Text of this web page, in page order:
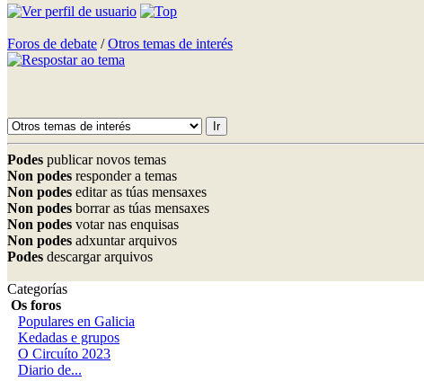
Foros de debate /Otros temas de interés
Podes publicar novos temas
Non podes responder a temas
Non podes editar as túas mensaxes
Non podes borrar as túas mensaxes
Non podes votar nas enquisas
Non podes adxuntar arquivos
Podes descargar arquivos
Categorías
Os foros
Populares en Galicia
Kedadas e grupos
O Circuíto 2023
Diario de...